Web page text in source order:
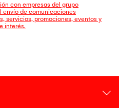
con empresas del grupo
envío de comunicaciones
servicios, promociones, eventos y
interés.